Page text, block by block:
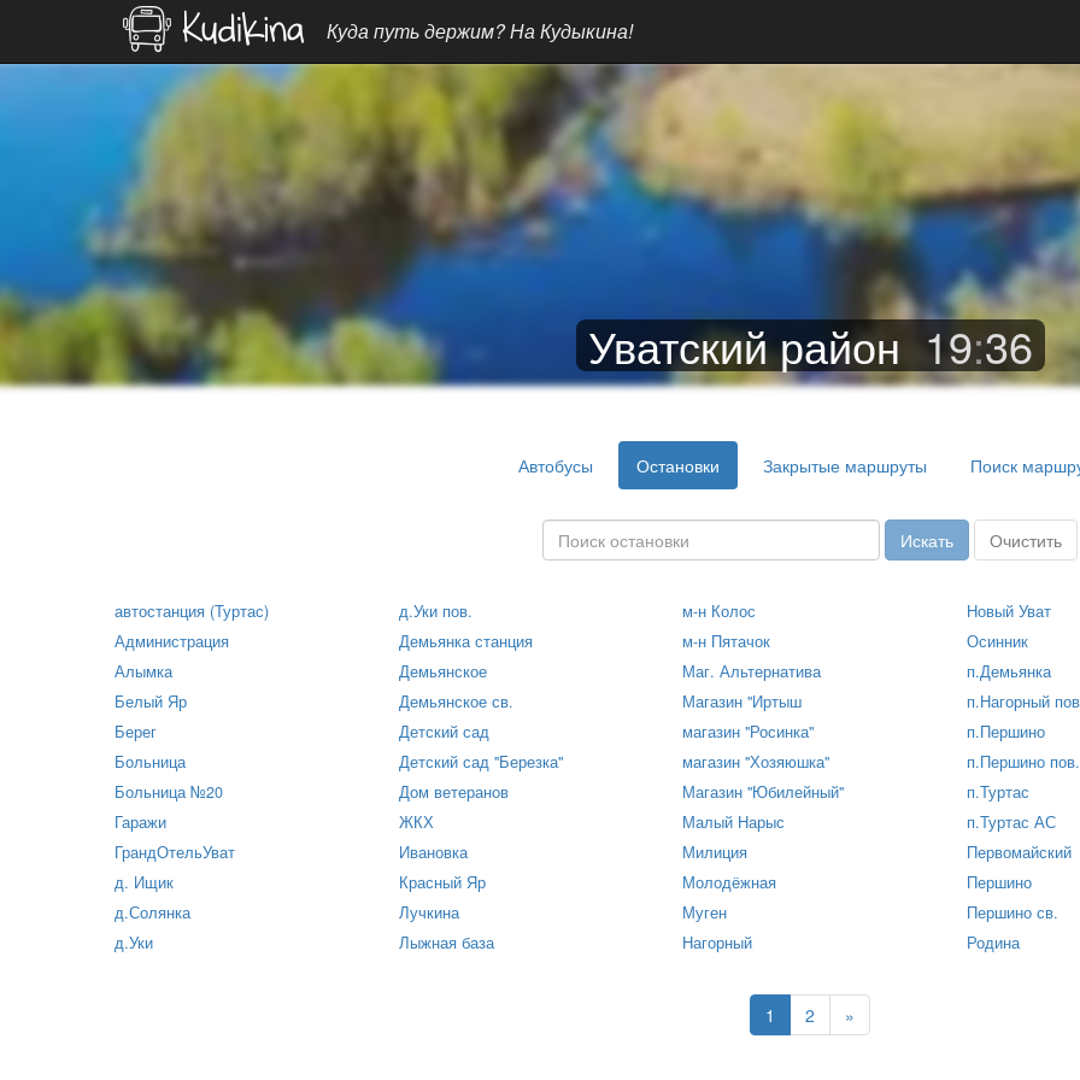
Куда путь держим? На Кудыкина!
Уватский район 19:36
Автобусы Остановки Закрытые маршруты Поиск
автостанция (Туртас)
Администрация
Алымка
Белый Яр
Берег
Больница
Больница №20
Гаражи
ГрандОтельУват
д. Ищик
д.Солянка
д.Уки
д.Уки пов.
Демьянка станция
Демьянское
Демьянское св.
Детский сад
Детский сад "Березка"
Дом ветеранов
ЖКХ
Ивановка
Красный Яр
Лучкина
Лыжная база
м-н Колос
м-н Пятачок
Маг. Альтернатива
Магазин "Иртыш
магазин "Росинка"
магазин "Хозяюшка"
Магазин "Юбилейный"
Малый Нарыс
Милиция
Молодёжная
Муген
Нагорный
Новый Уват
Осинник
п.Демьянка
п.Нагорный
п.Першино
п.Першино пов.
п.Туртас
п.Туртас АС
Первомайский
Першино
Першино св.
Родина
1 2 »